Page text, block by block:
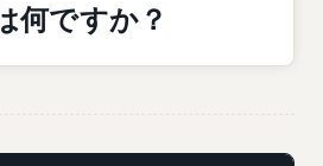
何ですか？